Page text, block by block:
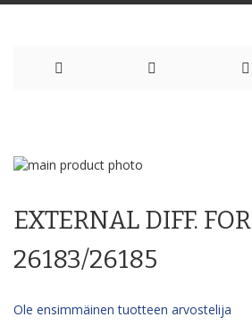
Content
Skip
end
the
images
the
of
the
gallery
EXTERNAL DIFF. FOR
26183/26185
Ole ensimmäinen tuotteen arvostelija